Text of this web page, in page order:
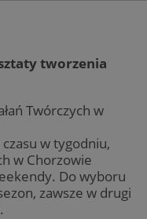
tworzenia
Twórczych w
w tygodniu,
w Chorzowie
Do wyboru
zawsze w drugi